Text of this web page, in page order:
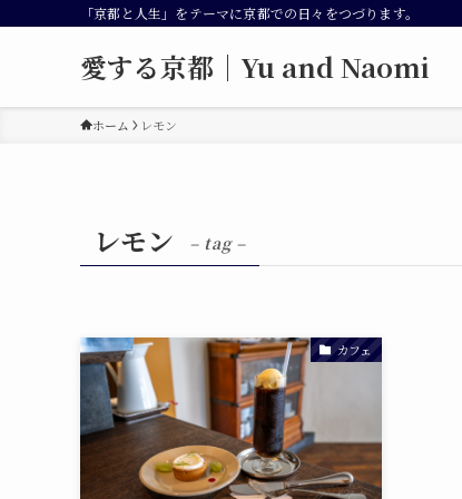
「京都と人生」をテーマに京都での日々をつづります。
愛する京都｜Yu and Naomi
ホーム レモン
レモン – tag –
カフェ